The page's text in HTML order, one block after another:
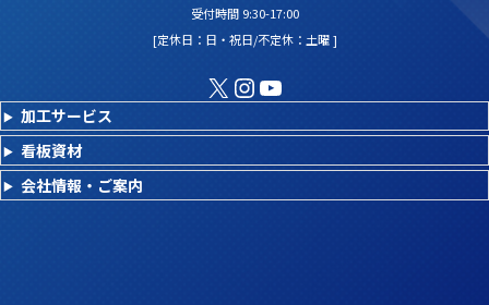
受付時間 9:30-17:00
[定休日：日・祝日/不定休：土曜 ]
X Instagram
YouTube
加工サービス
看板資材
会社情報・ご案内